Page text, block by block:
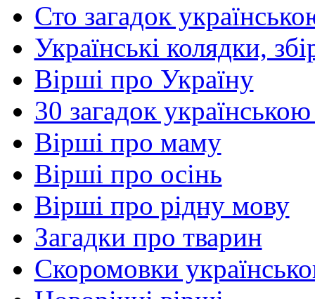
Сто загадок
Українські колядки,
Вірші про Україну
30 загадок
Вірші про маму
Вірші про осінь
Вірші про рідну мову
Загадки про тварин
Скоромовки